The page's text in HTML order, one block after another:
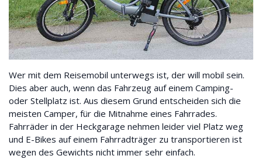
Wer mit dem Reisemobil unterwegs ist, der will mobil sein.
Dies aber auch, wenn das Fahrzeug auf einem Camping-
oder Stellplatz ist. Aus diesem Grund entscheiden sich die
meisten Camper, für die Mitnahme eines Fahrrades.
Fahrräder in der Heckgarage nehmen leider viel Platz weg
und E-Bikes auf einem Fahrradträger zu transportieren ist
wegen des Gewichts nicht immer sehr einfach.